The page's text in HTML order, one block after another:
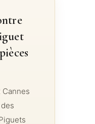
Cannes